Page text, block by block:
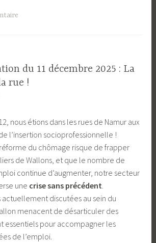
du 11 décembre 2025 : La
rue !
S
o
u
r
c
e
nous étions dans les rues de Namur aux
l’insertion socioprofessionnelle !
du chômage risque de frapper
de Wallons, et que le nombre de
continue d’augmenter, notre secteur
une crise sans précédent
actuellement discutées au sein du
menacent de désarticuler des
essentiels pour accompagner les
de l’emploi.